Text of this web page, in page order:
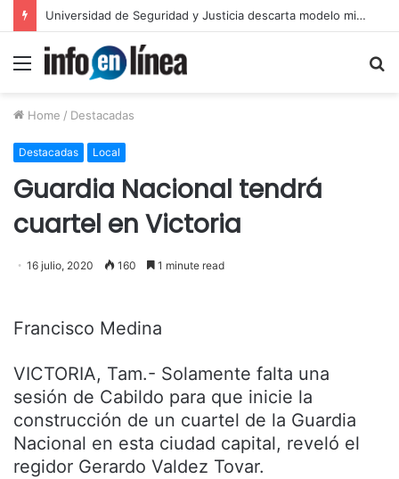
Layda Sansores anuncia acciones para fortalecer sectores en Campeche
Menu
Home / Destacadas
Destacadas Local
Guardia Nacional tendrá
cuartel en Victoria
16 julio, 2020 160 1 minute read
Francisco Medina
VICTORIA, Tam.- Solamente falta una
sesión de Cabildo para que inicie la
construcción de un cuartel de la Guardia
Nacional en esta ciudad capital, reveló el
regidor Gerardo Valdez Tovar.